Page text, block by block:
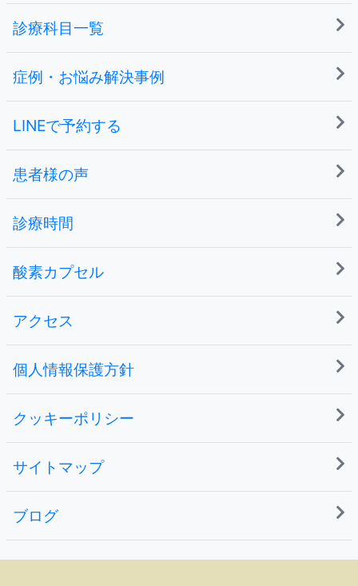
診療科目一覧
症例・お悩み解決事例
LINEで予約する
患者様の声
診療時間
酸素カプセル
アクセス
個人情報保護方針
クッキーポリシー
サイトマップ
ブログ